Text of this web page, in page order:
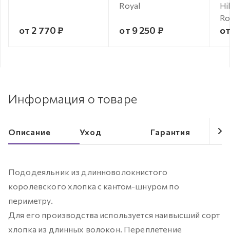
от 2 770 ₽
Royal
от 9 250 ₽
Информация о товаре
Описание Уход Гарантия
Пододеяльник из длинноволокнистого
королевского хлопка с кантом-шнуром по
периметру.
Для его производства используется наивысший сорт
хлопка из длинных волокон. Переплетение